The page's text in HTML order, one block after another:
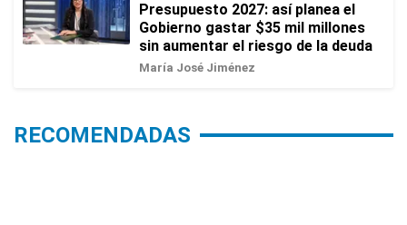
Presupuesto 2027: así planea el
Gobierno gastar $35 mil millones
sin aumentar el riesgo de la deuda
María José Jiménez
RECOMENDADAS